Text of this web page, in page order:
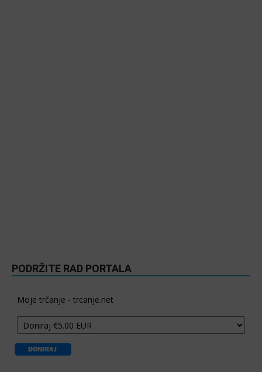
PODRŽITE RAD PORTALA
Moje trčanje - trcanje.net